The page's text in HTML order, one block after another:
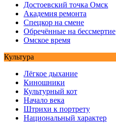
Достоевский точка Омск
Академия ремонта
Спецкор на смене
Обречённые на бессмертие
Омское время
Культура
Лёгкое дыхание
Киношники
Культурный кот
Начало века
Штрихи к портрету
Национальный характер